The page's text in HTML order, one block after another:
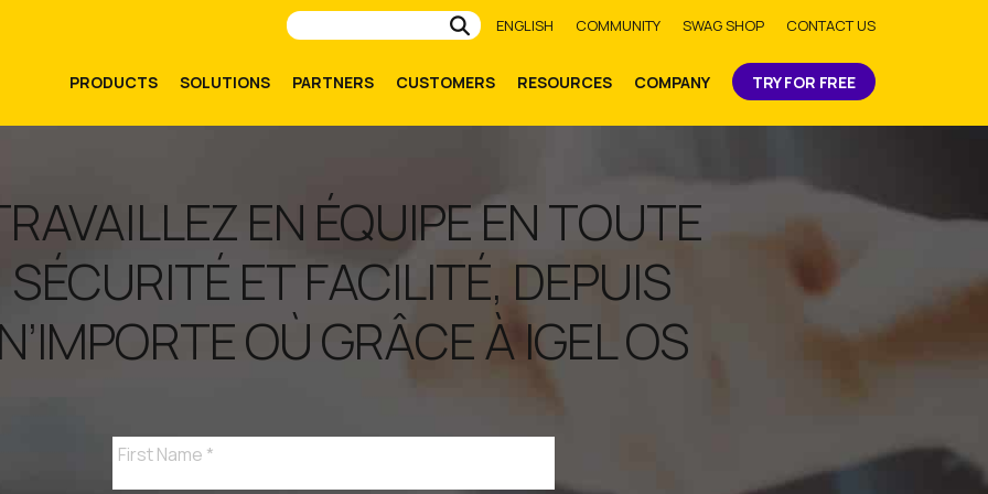
Submit
ENGLISH COMMUNITY SWAG SHOP CONTACT US
PRODUCTS SOLUTIONS PARTNERS CUSTOMERS RESOURCES COMPANY TRY FOR FREE
EN ÉQUIPE EN TOUTE
SÉCURITÉ ET FACILITÉ, DEPUIS
N’IMPORTE OÙ GRÂCE À IGEL OS